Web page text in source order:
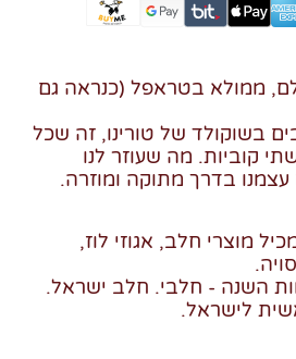
ממולא בטראפל (כנראה גם
בשוקולד של טורינו, זה שכל
קוביות. מה שעוזר לנו
בדרך מתוקה ומוזרה.
מוצרי חלב, אגוזי לוז,
השנה - חלבי. חלב ישראל.
לישראל.